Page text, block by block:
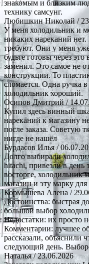
знакомым и близким
технику самсунг.
Любишкин Николай /
У меня холодильник и
никаких нареканий
требуют. Они у меня
будьте готовы через
заменил. Это самое не
конструкции. То
сломается. Одна ручка
холодильник хороший.
Осипов Дмитрий/
Купил здесь винный
нареканий к магазину
после заказа. Советую
нигде не нашёл
Бурдасов Илья/
Долго выбирали
hitachi, привезли в день
восторге, холодильник
магазин и эту марку
Кормышева Алена /
Достоинства: быстрая
большой выбор
Недостатки: их просто
Комментарии: лучшее
рассказали, объяснили
следующий день.
Наталья/ 23.06.2026